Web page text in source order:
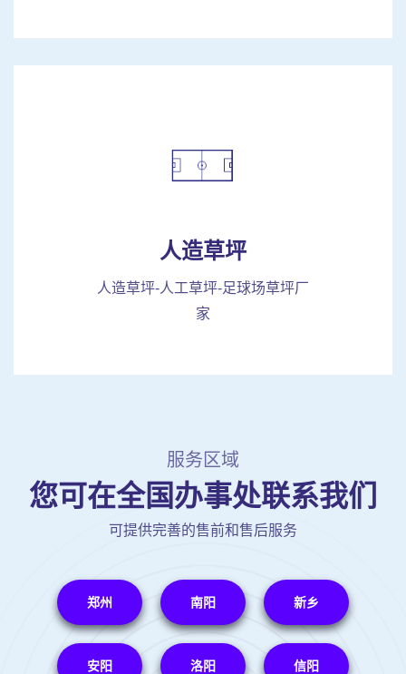
人造草坪
人造草坪-人工草坪-足球场草坪厂
家
服务区域
您可在全国办事处联系我们
可提供完善的售前和售后服务
郑州 南阳 新乡
安阳 洛阳 信阳